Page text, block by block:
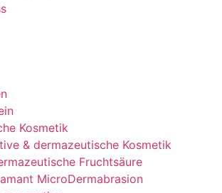
Kosmetik
& dermazeutische Kosmetik
Fruchtsäure
MicroDermabrasion